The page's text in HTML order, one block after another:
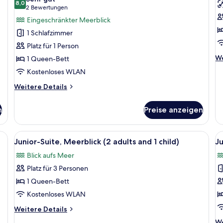
Doppelzimmer
zur
Einzelnutzung,
eingeschränkter
Meerblick
anzeigen
8,08,0 von 10
2 Bewertungen
(2
Bewertungen)
Eingeschränkter Meerblick
1 Schlafzimmer
Platz für 1 Person
1 Queen-Bett
Kostenloses WLAN
Weitere Details
Weitere
zur
Einzelnutzung,
eingeschränkter
Preise anzeigen
(3
Bett, einem Schreibtisch mit Stuhl, einem kleinen Tisch mit Pflanze,
Alle
Fotos
für
Junior-
Suite,
Meerblick
(2
adults
Ein Hotelzimmer mit einem großen
4
Junior-Suite, Meerblick (2 adults and 1 child)
Blick aufs Meer
Platz für 3 Personen
1 Queen-Bett
Kostenloses WLAN
Weitere Details
Weitere
(2